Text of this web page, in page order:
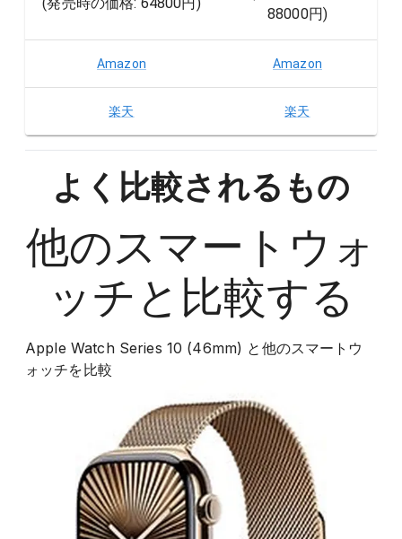
88000円)
Amazon Amazon
楽天 楽天
よく比較されるもの
他のスマートウォ
ッチ と比較する
Apple Watch Series 10 (46mm) と他のスマートウ
ォッチを比較